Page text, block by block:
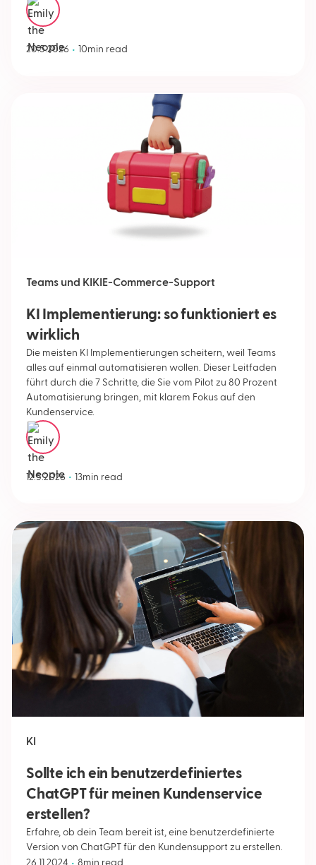
Emily Neople
20.5.2026 • 10min read
Teams und KIKIE-Commerce-Support
KI Implementierung: so funktioniert es
wirklich
Die meisten KI Implementierungen scheitern, weil Teams
alles auf einmal automatisieren wollen. Dieser Leitfaden
führt durch die 7 Schritte, die Sie vom Pilot zu 80 Prozent
Automatisierung bringen, mit klarem Fokus auf den
Kundenservice.
Emily Neople
12.5.2026 • 13min read
KI
Sollte ich ein benutzerdefiniertes
ChatGPT für meinen Kundenservice
erstellen?
Erfahre, ob dein Team bereit ist, eine benutzerdefinierte
Version von ChatGPT für den Kundensupport zu erstellen.
26.11.2024
8min read